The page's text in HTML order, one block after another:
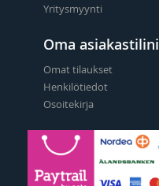
Yritysmyynti
Oma asiakastilini
Omat tilaukset
Henkilötiedot
Osoitekirja